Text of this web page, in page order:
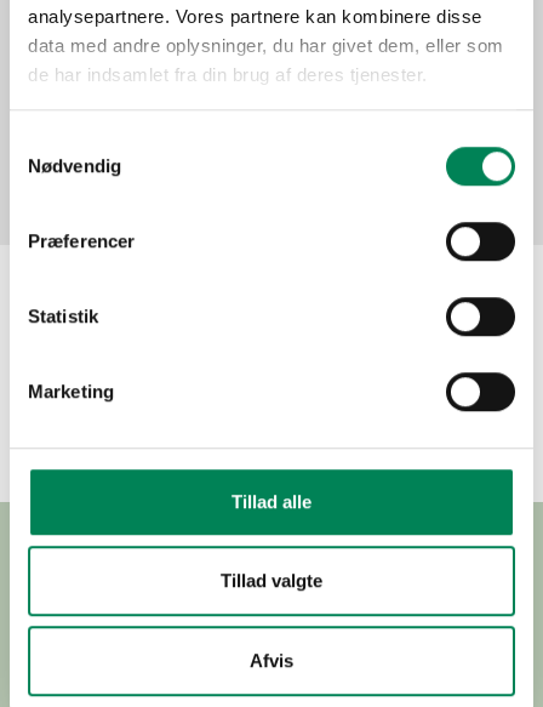
analysepartnere. Vores partnere kan kombinere disse
data med andre oplysninger, du har givet dem, eller som
de har indsamlet fra din brug af deres tjenester.
Nødvendig
Præferencer
Statistik
Marketing
Tillad alle
Tillad valgte
Afvis
Pictures
The material may be used for other publication
your source. Do not hesitate to contact us meanwhile if
(Exit 52)